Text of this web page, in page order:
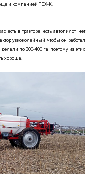
и компанией ТЕХ-К.
есть в тракторе, есть автопилот, нет
узкоколейный, чтобы он работал
по 300-400 га, поэтому из этих
хороша.